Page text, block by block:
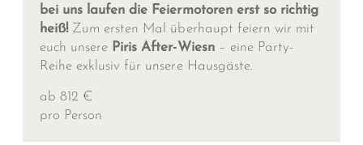
bei uns laufen die Feiermotoren erst so richtig
heiß! Zum ersten Mal überhaupt feiern wir mit
euch unsere Piris After-Wiesn– eine Party-
Reihe exklusiv für unsere Hausgäste.
ab 812 €
pro Person